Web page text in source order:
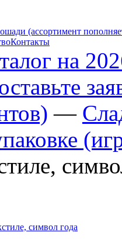
(ассортимент
Контакты
на
—